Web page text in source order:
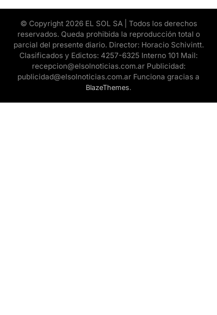
© Copyright 2026 EL SOL SA | Todos los derechos
reservados. Queda prohibida la reproducción total o
parcial del presente diario. Director: Horacio Schivintt.
Clasificados y Edictos: 4257-6325 Interno 101 Mail:
recepcion@elsolnoticias.com.ar Publicidad:
publicidad@elsolnoticias.com.ar Funciona gracias a
BlazeThemes.